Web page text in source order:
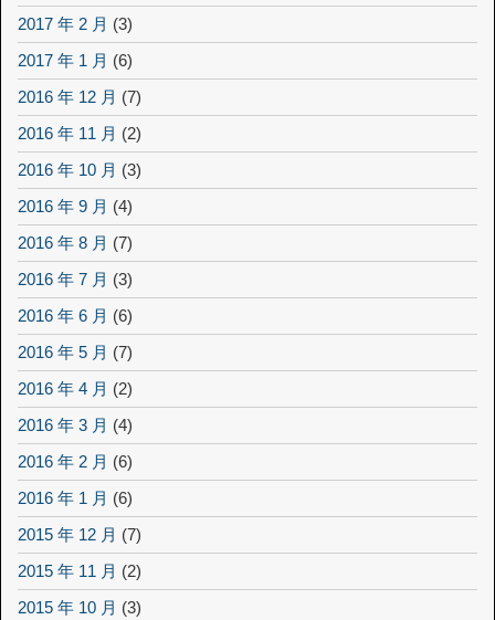
2017 年 2 月 (3)
2017 年 1 月 (6)
2016 年 12 月 (7)
2016 年 11 月 (2)
2016 年 10 月 (3)
2016 年 9 月 (4)
2016 年 8 月 (7)
2016 年 7 月 (3)
2016 年 6 月 (6)
2016 年 5 月 (7)
2016 年 4 月 (2)
2016 年 3 月 (4)
2016 年 2 月 (6)
2016 年 1 月 (6)
2015 年 12 月 (7)
2015 年 11 月 (2)
2015 年 10 月 (3)